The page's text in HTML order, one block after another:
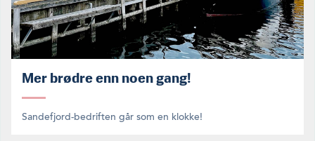
Mer brødre enn noen gang!
Sandefjord-bedriften går som en klokke!